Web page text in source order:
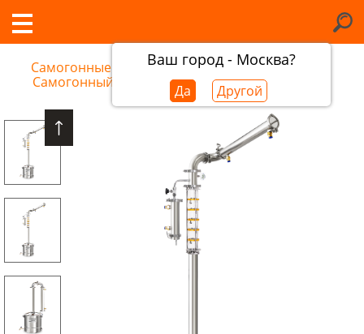
Ваш город - Москва?
Да Другой
Самогонные аппараты в Костроме/
Самогонный аппарат Добрый Жар Титан